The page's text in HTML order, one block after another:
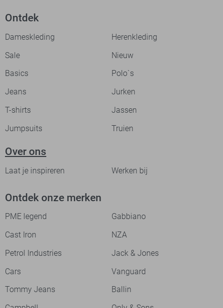
Ontdek
Dameskleding
Herenkleding
Sale
Nieuw
Basics
Polo`s
Jeans
Jurken
T-shirts
Jassen
Jumpsuits
Truien
Over ons
Laat je inspireren Werken bij
Ontdek onze merken
PME legend
Gabbiano
Cast Iron
NZA
Petrol Industries
Jack & Jones
Cars
Vanguard
Tommy Jeans
Ballin